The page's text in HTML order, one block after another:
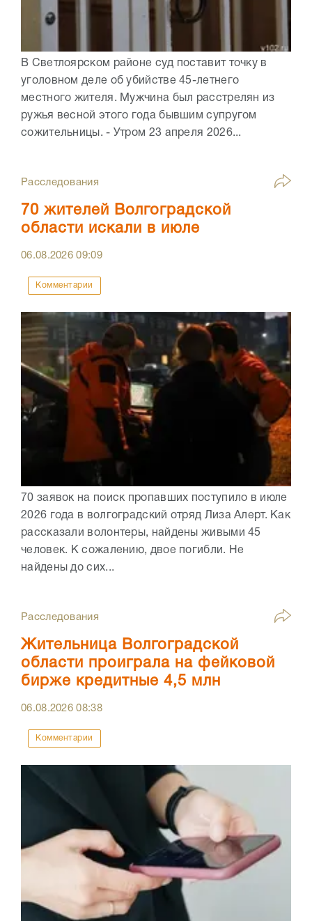
В Светлоярском районе суд поставит точку в
уголовном деле об убийстве 45-летнего
местного жителя. Мужчина был расстрелян из
ружья весной этого года бывшим супругом
сожительницы. - Утром 23 апреля 2026...
Расследования
70 жителей Волгоградской
области искали в июле
06.08.202609:09
Комментарии
70 заявок на поиск пропавших поступило в июле
2026 года в волгоградский отряд Лиза Алерт. Как
рассказали волонтеры, найдены живыми 45
человек. К сожалению, двое погибли. Не
найдены до сих...
Расследования
Жительница Волгоградской
области проиграла на фейковой
бирже кредитные 4,5 млн
06.08.202608:38
Комментарии